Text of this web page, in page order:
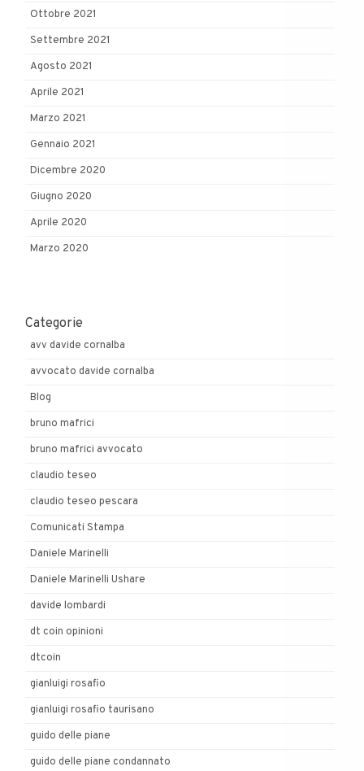
Ottobre 2021
Settembre 2021
Agosto 2021
Aprile 2021
Marzo 2021
Gennaio 2021
Dicembre 2020
Giugno 2020
Aprile 2020
Marzo 2020
Categorie
avv davide cornalba
avvocato davide cornalba
Blog
bruno mafrici
bruno mafrici avvocato
claudio teseo
claudio teseo pescara
Comunicati Stampa
Daniele Marinelli
Daniele Marinelli Ushare
davide lombardi
dt coin opinioni
dtcoin
gianluigi rosafio
gianluigi rosafio taurisano
guido delle piane
guido delle piane condannato